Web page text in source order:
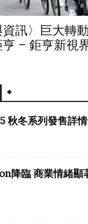
資訊〉巨大轉
– 鉅亨新視
秋冬系列發售詳
降臨 商業情緒顯